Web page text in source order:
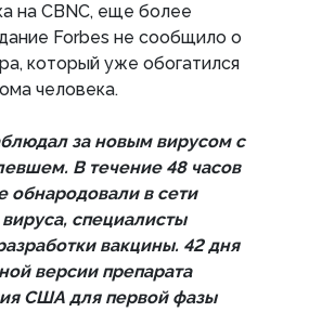
на CBNC, еще более
Forbes не сообщило о
который уже обогатился
человека.
за новым вирусом с
В течение 48 часов
обнародовали в сети
специалисты
вакцины. 42 дня
версии препарата
США для первой фазы